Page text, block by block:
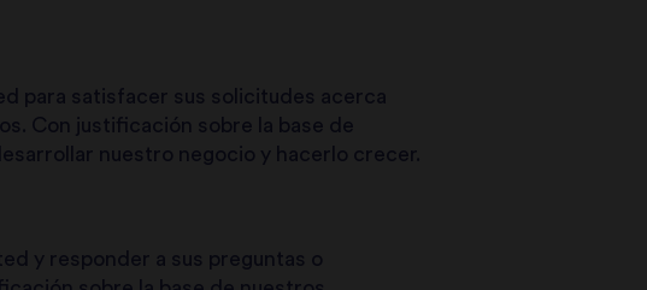
para satisfacer sus solicitudes acerca
Con justificación sobre la base de
nuestro negocio y hacerlo crecer.
y responder a sus preguntas o